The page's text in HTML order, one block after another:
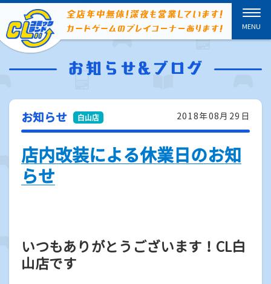
2018年08月29日
お知らせ
店内改装による休業日のお知
らせ
いつもありがとうございます！CL白
山店です